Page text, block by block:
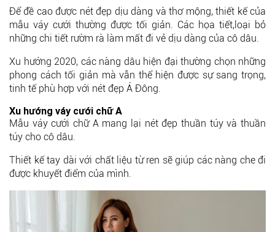
Để đề cao được nét đẹp dịu dàng và thơ mộng, thiết kế của
mẫu váy cưới thường được tối giản. Các họa tiết,loại bỏ
những chi tiết rườm rà làm mất đi vẻ dịu dàng của cô dâu.
Xu hướng 2020, các nàng dâu hiện đại thường chọn những
phong cách tối giản mà vẫn thể hiện được sự sang trọng,
tinh tế phù hợp với nét đẹp Á Đông.
Xu hướng váy cưới chữ A
Mẫu váy cưới chữ A mang lại nét đẹp thuần túy và thuần
túy cho cô dâu.
Thiết kế tay dài với chất liệu từ ren sẽ giúp các nàng che đi
được khuyết điểm của mình.